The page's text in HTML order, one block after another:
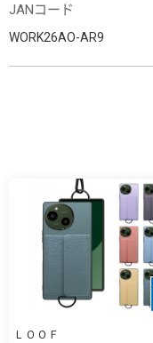
JANコード
WORK26AO-AR9
ＬＯＯＦ